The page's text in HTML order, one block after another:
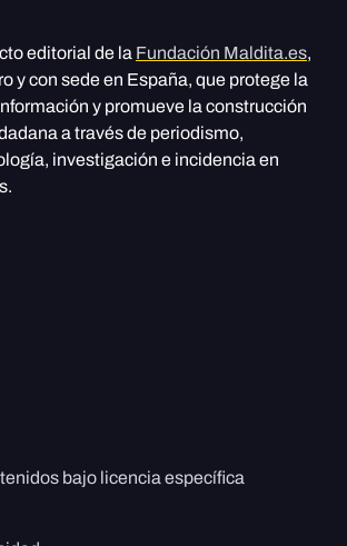
editorial de la Fundación Maldita.es,
y con sede en España, que protege la
y promueve la construcción
a través de periodismo,
investigación e incidencia en
bajo licencia específica